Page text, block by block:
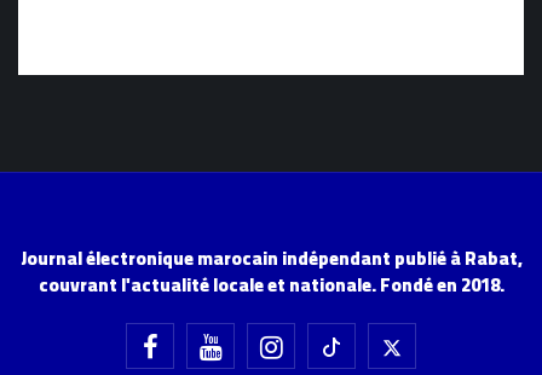
Journal électronique marocain indépendant publié à Rabat,
couvrant l'actualité locale et nationale. Fondé en 2018.